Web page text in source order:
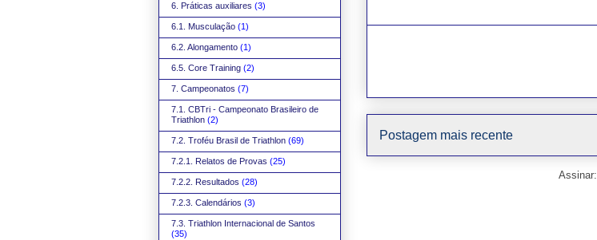
Postagem mais recente
Assinar:
6. Práticas auxiliares (3)
6.1. Musculação (1)
6.2. Alongamento (1)
6.5. Core Training (2)
7. Campeonatos (7)
7.1. CBTri - Campeonato Brasileiro de
Triathlon (2)
7.2. Troféu Brasil de Triathlon (69)
7.2.1. Relatos de Provas (25)
7.2.2. Resultados (28)
7.2.3. Calendários (3)
7.3. Triathlon Internacional de Santos
(35)